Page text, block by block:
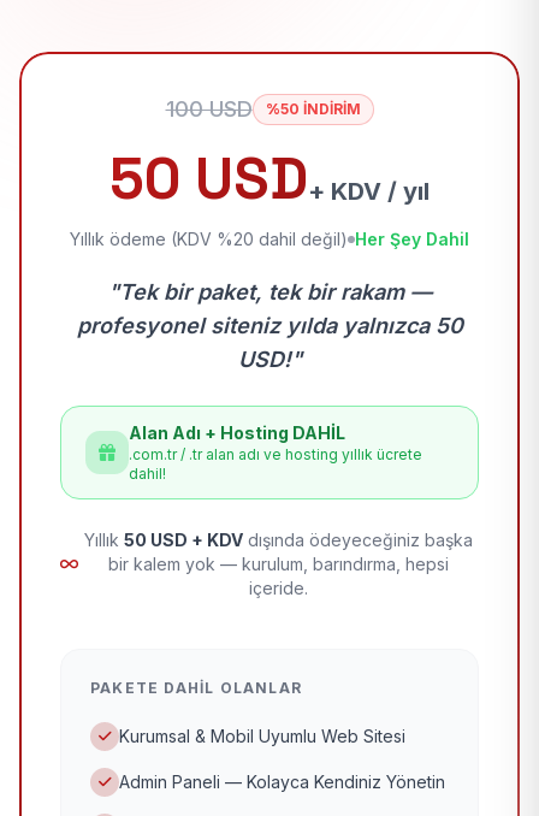
100 USD %50 İNDİRİM
50 USD+ KDV / yıl
Yıllık ödeme (KDV %20 dahil değil) Her Şey Dahil
"Tek bir paket, tek bir rakam —
profesyonel siteniz yılda yalnızca 50
USD!"
Alan Adı + Hosting DAHİL
.com.tr / .tr alan adı ve hosting yıllık ücrete
dahil!
Yıllık 50 USD + KDV dışında ödeyeceğiniz başka
bir kalem yok — kurulum, barındırma, hepsi
içeride.
PAKETE DAHIL OLANLAR
Kurumsal & Mobil Uyumlu Web Sitesi
Admin Paneli — Kolayca Kendiniz Yönetin